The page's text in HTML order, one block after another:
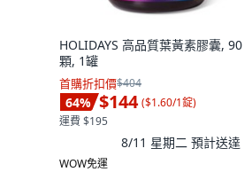
HOLIDAYS 高品質葉黃素膠囊, 90
顆, 1罐
首購折扣價$404
64% $144 ($1.60/1錠)
運費 $195
8/11 星期二 預計送達
WOW免運